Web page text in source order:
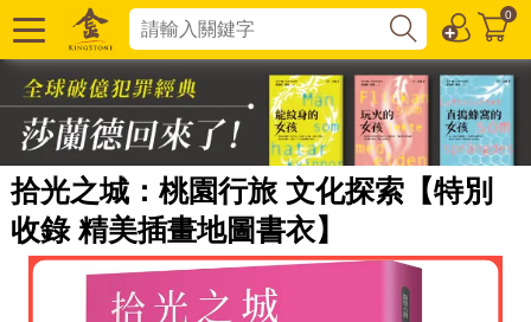
0
拾光之城：桃園行旅 文化探索【特別
收錄 精美插畫地圖書衣】